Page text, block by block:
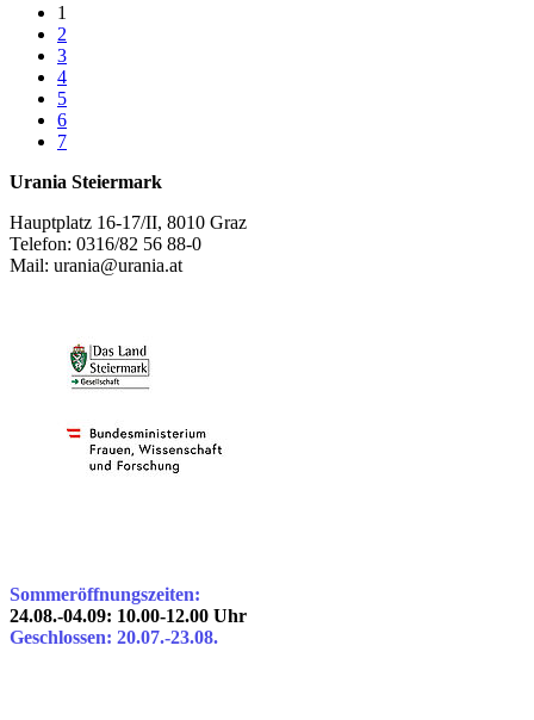
1
2
3
4
5
6
7
Urania Steiermark
Hauptplatz 16-17/II, 8010 Graz
Telefon: 0316/82 56 88-0
Mail: urania@urania.at
Sommeröffnungszeiten:
24.08.-04.09: 10.00-12.00 Uhr
Geschlossen: 20.07.-23.08.